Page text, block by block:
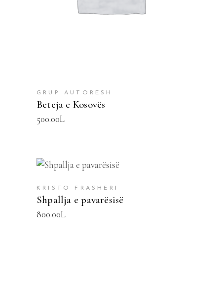
GRUP AUTORESH
Beteja e Kosovës
500.00L
SHTOJE NË SHPORTË
KRISTO FRASHËRI
Shpallja e pavarësisë
800.00L